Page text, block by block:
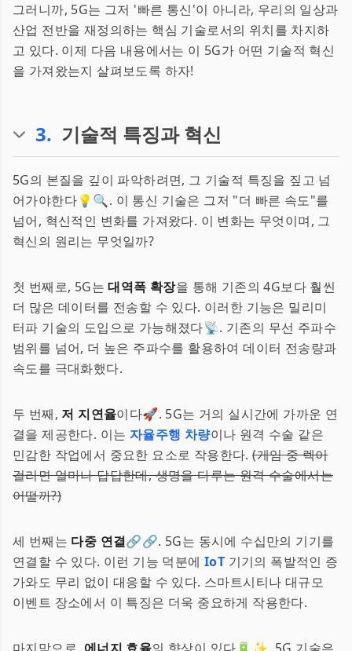
그러니까, 5G는 그저 '빠른 통신'이 아니라, 우리의 일상과
산업 전반을 재정의하는 핵심 기술로서의 위치를 차지하
고 있다. 이제 다음 내용에서는 이 5G가 어떤 기술적 혁신
을 가져왔는지 살펴보도록 하자!
3. 기술적 특징과 혁신
5G의 본질을 깊이 파악하려면, 그 기술적 특징을 짚고 넘
어가야한다💡🔍. 이 통신 기술은 그저 "더 빠른 속도"를
넘어, 혁신적인 변화를 가져왔다. 이 변화는 무엇이며, 그
혁신의 원리는 무엇일까?
첫 번째로, 5G는대역폭 확장을 통해 기존의 4G보다 훨씬
더 많은 데이터를 전송할 수 있다. 이러한 기능은 밀리미
터파 기술의 도입으로 가능해졌다📡. 기존의 무선 주파수
범위를 넘어, 더 높은 주파수를 활용하여 데이터 전송량과
속도를 극대화했다.
두 번째, 저 지연율이다🚀. 5G는 거의 실시간에 가까운 연
결을 제공한다. 이는 자율주행 차량이나 원격 수술 같은
민감한 작업에서 중요한 요소로 작용한다.(게임 중 렉이
걸리면 얼마나 답답한데, 생명을 다루는 원격 수술에서는
어떨까?)
세 번째는 다중 연결🔗🔗. 5G는 동시에 수십만의 기기를
연결할 수 있다. 이런 기능 덕분에 IoT 기기의 폭발적인 증
가와도 무리 없이 대응할 수 있다. 스마트시티나 대규모
이벤트 장소에서 이 특징은 더욱 중요하게 작용한다.